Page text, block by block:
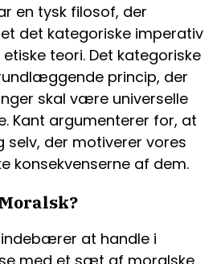
en tysk filosof, der
det kategoriske imperativ
teori. Det kategoriske
princip, der
skal være universelle
Kant argumenterer for, at
selv, der motiverer vores
konsekvenserne af dem.
at handle i